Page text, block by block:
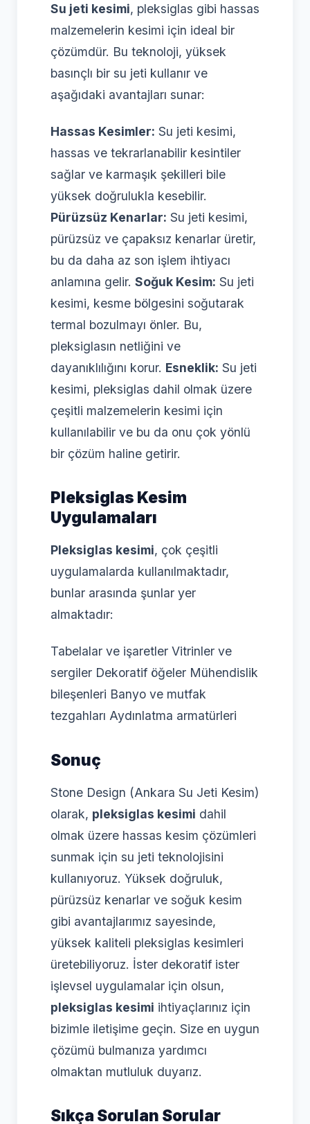
Su jeti kesimi, pleksiglas gibi hassas
malzemelerin kesimi için ideal bir
çözümdür. Bu teknoloji, yüksek
basınçlı bir su jeti kullanır ve
aşağıdaki avantajları sunar:
Hassas Kesimler: Su jeti kesimi,
hassas ve tekrarlanabilir kesintiler
sağlar ve karmaşık şekilleri bile
yüksek doğrulukla kesebilir.
Pürüzsüz Kenarlar: Su jeti kesimi,
pürüzsüz ve çapaksız kenarlar üretir,
bu da daha az son işlem ihtiyacı
anlamına gelir. Soğuk Kesim: Su jeti
kesimi, kesme bölgesini soğutarak
termal bozulmayı önler. Bu,
pleksiglasın netliğini ve
dayanıklılığını korur. Esneklik: Su jeti
kesimi, pleksiglas dahil olmak üzere
çeşitli malzemelerin kesimi için
kullanılabilir ve bu da onu çok yönlü
bir çözüm haline getirir.
Pleksiglas Kesim
Uygulamaları
Pleksiglas kesimi, çok çeşitli
uygulamalarda kullanılmaktadır,
bunlar arasında şunlar yer
almaktadır:
Tabelalar ve işaretler Vitrinler ve
sergiler Dekoratif öğeler Mühendislik
bileşenleri Banyo ve mutfak
tezgahları Aydınlatma armatürleri
Sonuç
Stone Design (Ankara Su Jeti Kesim)
olarak, pleksiglas kesimi dahil
olmak üzere hassas kesim çözümleri
sunmak için su jeti teknolojisini
kullanıyoruz. Yüksek doğruluk,
pürüzsüz kenarlar ve soğuk kesim
gibi avantajlarımız sayesinde,
yüksek kaliteli pleksiglas kesimleri
üretebiliyoruz. İster dekoratif ister
işlevsel uygulamalar için olsun,
pleksiglas kesimi ihtiyaçlarınız için
bizimle iletişime geçin. Size en uygun
çözümü bulmanıza yardımcı
olmaktan mutluluk duyarız.
Sıkça Sorulan Sorular